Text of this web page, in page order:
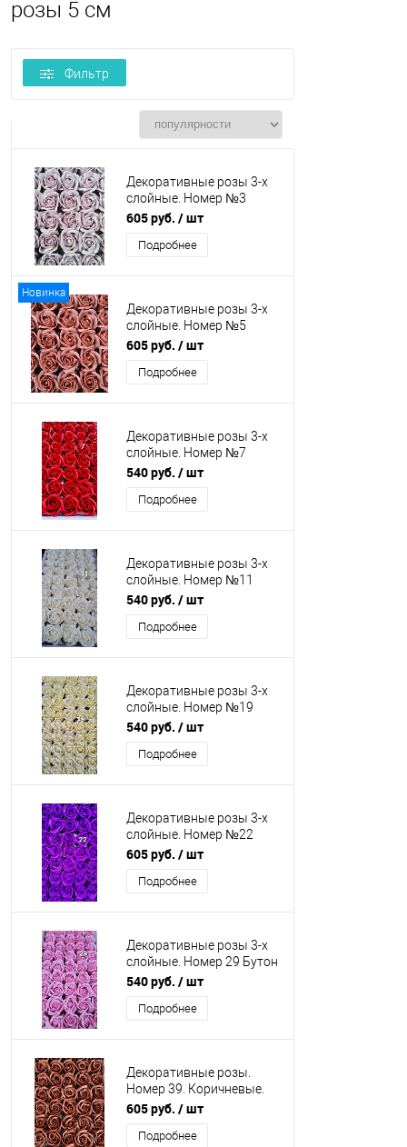
розы 5 см
Фильтр
Декоративные розы 3-х
слойные. Номер №3
Лавандовый Бутон 5 см.
Искусственные
605 руб. / шт
Подробнее
Новинка
Декоративные розы 3-х
слойные. Номер №5
Кирпичный Бутон 5 см.
Искусственные
605 руб. / шт
Подробнее
Декоративные розы 3-х
слойные. Номер №7
Бутон 5 см.
540 руб. / шт
Подробнее
Декоративные розы 3-х
слойные. Номер №11
Бутон 5 см.
Искусственные
540 руб. / шт
Подробнее
Декоративные розы 3-х
слойные. Номер №19
Бутон 5 см.
Искусственные
540 руб. / шт
Подробнее
Декоративные розы 3-х
слойные. Номер №22
Бутон 5 см.
Искусственные
605 руб. / шт
Подробнее
Декоративные розы 3-х
слойные. Номер 29 Бутон
5 см. Искусственные
540 руб. / шт
Подробнее
Декоративные розы.
Номер 39. Коричневые.
Искусственные
605 руб. / шт
Подробнее